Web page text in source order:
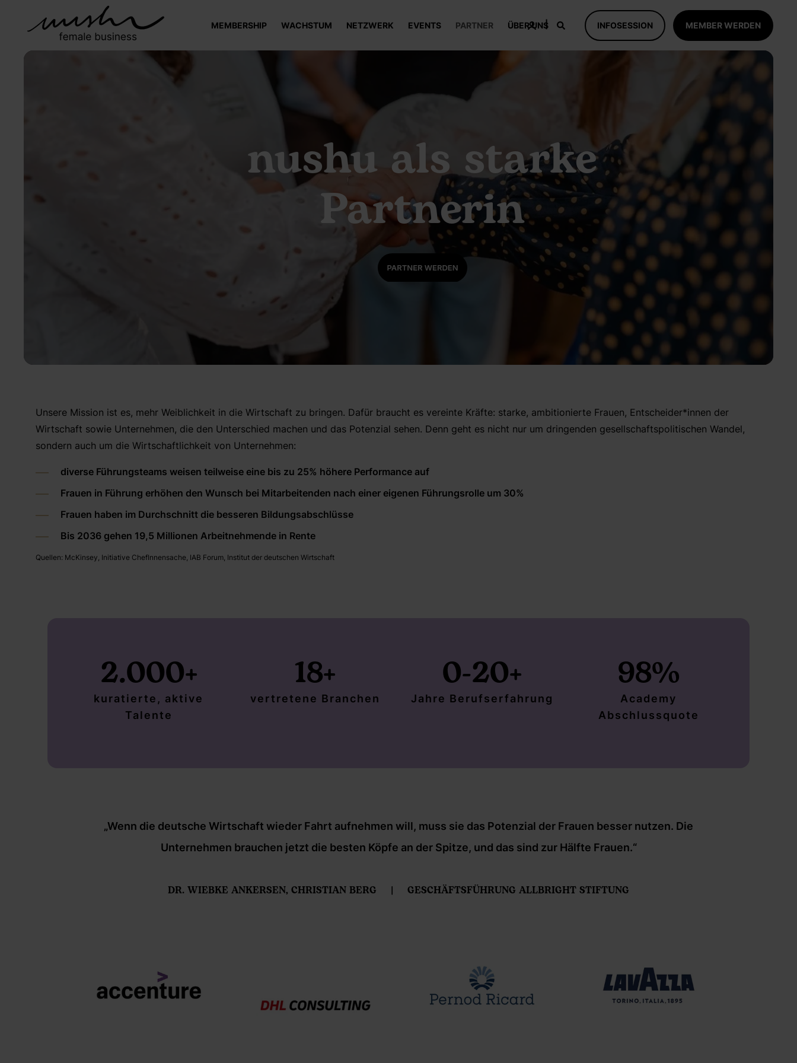
MEMBERSHIP WACHSTUM NETZWERK EVENTS PARTNER ÜBER UNS INFOSESSION MEMBER WERDEN
nushu als starke
Partnerin
Unsere Mission ist es, mehr Weiblichkeit in die Wirtschaft zu bringen. Dafür braucht es vereinte Kräfte: starke, ambitionierte Frauen, Entscheider*innen der
Wirtschaft sowie Unternehmen, die den Unterschied machen und das Potenzial sehen. Denn geht es nicht nur um dringenden gesellschaftspolitischen Wandel,
sondern auch um die Wirtschaftlichkeit von Unternehmen:
diverse Führungsteams weisen teilweise eine bis zu 25% höhere Performance auf
Frauen in Führung erhöhen den Wunsch bei Mitarbeitenden nach einer eigenen Führungsrolle um 30%
Frauen haben im Durchschnitt die besseren Bildungsabschlüsse
Bis 2036 gehen 19,5 Millionen Arbeitnehmende in Rente
Quellen: McKinsey, Initiative ChefInnensache, IAB Forum, Institut der deutschen Wirtschaft
2.000+
kuratierte, aktive
Talente
18+
vertretene Branchen
0-20+
Jahre Berufserfahrung
98%
Academy
Abschlussquote
„Wenn die deutsche Wirtschaft wieder Fahrt aufnehmen will, muss sie das Potenzial der Frauen besser nutzen. Die
Unternehmen brauchen jetzt die besten Köpfe an der Spitze, und das sind zur Hälfte Frauen.“
DR. WIEBKE ANKERSEN, CHRISTIAN BERG GESCHÄFTSFÜHRUNG ALLBRIGHT STIFTUNG